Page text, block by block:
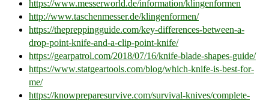
https://www.messerworld.de/information/klingenformen
http://www.taschenmesser.de/klingenformen/
https://thepreppingguide.com/key-differences-between-a-
drop-point-knife-and-a-clip-point-knife/
https://gearpatrol.com/2018/07/16/knife-blade-shapes-guide/
https://www.statgeartools.com/blog/which-knife-is-best-for-
me/
https://knowpreparesurvive.com/survival-knives/complete-